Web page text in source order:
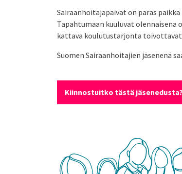
Sairaanhoitajapäivät on paras
Tapahtumaan kuuluvat olennaisena
kattava koulutustarjonta toivottavat
Suomen Sairaanhoitajien jäsenenä
Kiinnostuitko tästä